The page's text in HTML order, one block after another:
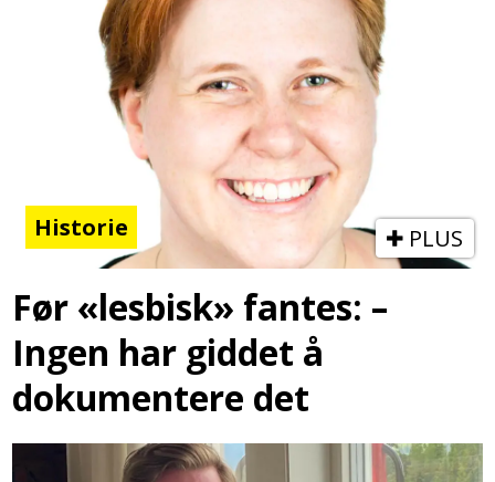
Historie PLUS
Før «lesbisk» fantes: –
Ingen har giddet å
dokumentere det